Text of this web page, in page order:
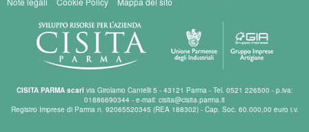
CISITA PARMA scarl via Girolamo Cantelli 5 - 43121 Parma - Tel. 0521 226500 - p.iva:
01886690344 - e-mail: cisita@cisita.parma.it
Registro Imprese di Parma n. 92065520345 (REA 188302) - Cap. Soc. 60.000,00 euro i.v.